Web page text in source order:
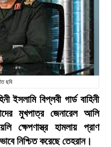
ছবি
ইসলামি বিপ্লবী গার্ড বাহিনী
মুখপাত্র জেনারেল আলি
ক্ষেপণাস্ত্র হামলায় প্রাণ
নিশ্চিত করেছে তেহরান।